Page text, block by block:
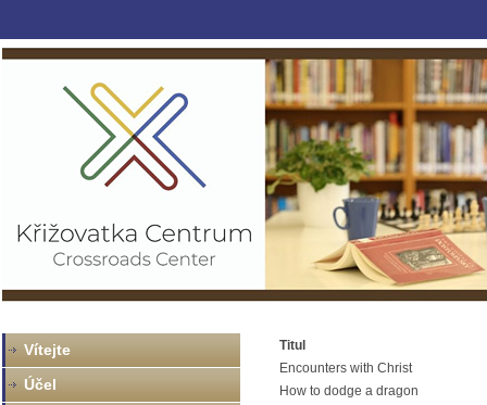
Titul
Encounters with Christ
How to dodge a dragon
Vítejte
Účel